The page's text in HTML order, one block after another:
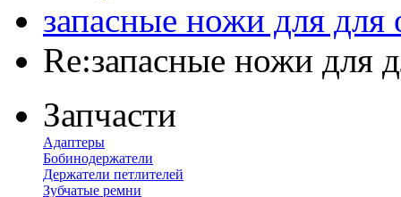
запасные ножи для для
Re:запасные ножи для
Запчасти
Адаптеры
Бобинодержатели
Держатели петлителей
Зубчатые ремни